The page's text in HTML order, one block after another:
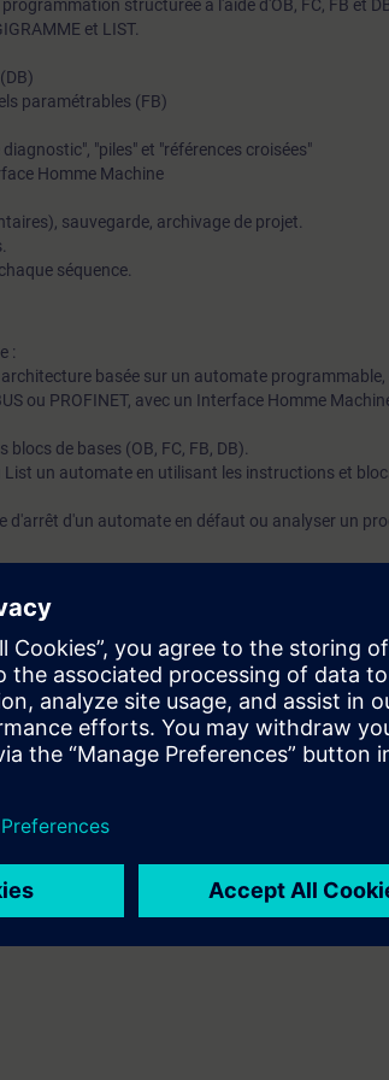
structurée à l'aide d'OB, FC, FB et
et LIST.
paramétrables (FB)
"piles" et "références croisées"
Homme Machine
sauvegarde, archivage de projet.
séquence.
:
basée sur un automate programmable,
ou PROFINET, avec un Interface Homme
de bases (OB, FC, FB, DB).
un automate en utilisant les instructions et
d'arrêt d'un automate en défaut ou analyser un
dans d'autres marques de produits.
00 205 93
techniques auprès des entreprises, formés
de leurs compétences théoriques, pratiques, et
S7-200, S7-1200 et S7-1500.
Drive ES)